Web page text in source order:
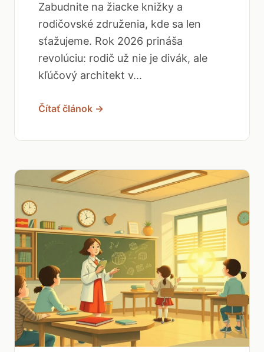
Zabudnite na žiacke knižky a
rodičovské združenia, kde sa len
sťažujeme. Rok 2026 prináša
revolúciu: rodič už nie je divák, ale
kľúčový architekt v...
Čítať článok →